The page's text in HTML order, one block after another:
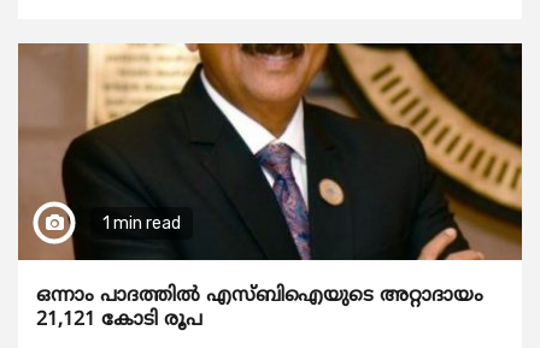
1 min read
ഒന്നാം പാദത്തിൽ എസ്ബിഐയുടെ അറ്റാദായം
21,121 കോടി രൂപ